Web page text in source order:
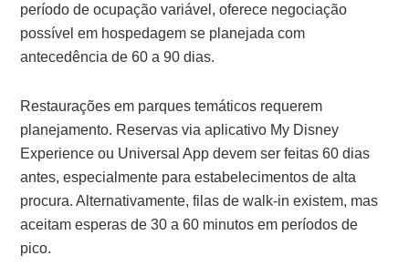
período de ocupação variável, oferece negociação
possível em hospedagem se planejada com
antecedência de 60 a 90 dias.
Restaurações em parques temáticos requerem
planejamento. Reservas via aplicativo My Disney
Experience ou Universal App devem ser feitas 60 dias
antes, especialmente para estabelecimentos de alta
procura. Alternativamente, filas de walk-in existem, mas
aceitam esperas de 30 a 60 minutos em períodos de
pico.